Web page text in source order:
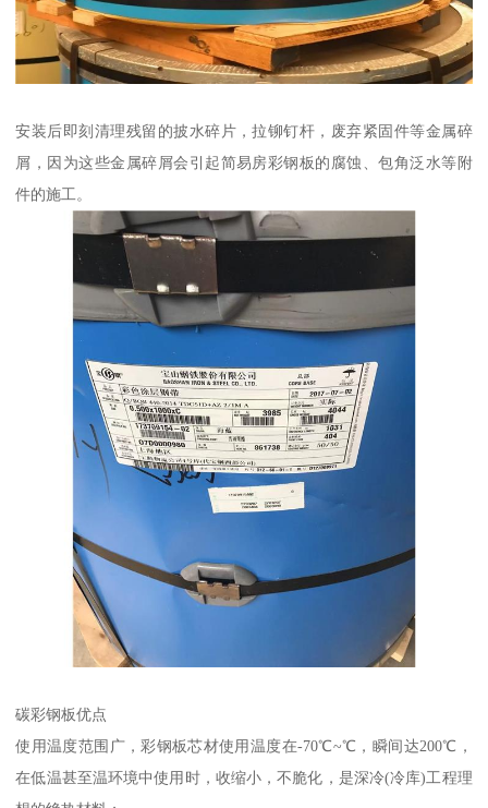
安装后即刻清理残留的披水碎片，拉铆钉杆，废弃紧固件等金属碎
屑，因为这些金属碎屑会引起简易房彩钢板的腐蚀、包角泛水等附
件的施工。
碳彩钢板优点
使用温度范围广，彩钢板芯材使用温度在-70℃~℃，瞬间达200℃，
在低温甚至温环境中使用时，收缩小，不脆化，是深冷(冷库)工程理